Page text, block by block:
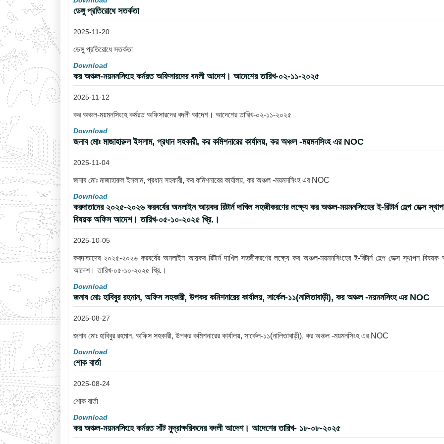
ডেঙ্গু প্রতিরোধে সতর্কতা
2025-11-20
ডেঙ্গু প্রতিরোধে সতর্কতা
Download
কর অঞ্চল-ময়মনসিংহে কর্মরত অফিসারদের বদলী আদেশ। আদেশের তারিখ-০২-১১-২০২৫
2025-11-12
কর অঞ্চল-ময়মনসিংহে কর্মরত অফিসারদের বদলী আদেশ। আদেশের তারিখ-০২-১১-২০২৫
Download
জনাব মোঃ মাজাহারুল ইসলাম, প্রধান সহকারী, কর কমিশনারের কার্যালয়, কর অঞ্চল -ময়মনসিংহ এর NOC
2025-11-04
জনাব মোঃ মাজাহারুল ইসলাম, প্রধান সহকারী, কর কমিশনারের কার্যালয়, কর অঞ্চল -ময়মনসিংহ এর NOC
Download
করদাতাদের ২০২৫-২০২৬ করবর্ষের অনলাইন আয়কর রিটার্ন দাখিল সহজীকরণের লক্ষ্যে কর অঞ্চল-ময়মনসিংহের ই-রিটার্ন হেল্প ডেক্স
বিষয়ক অফিস আদেশ। তারিখ-০৫-১০-২০২৫ খ্রি.।
2025-10-05
করদাতাদের ২০২৫-২০২৬ করবর্ষের অনলাইন আয়কর রিটার্ন দাখিল সহজীকরণের লক্ষ্যে কর অঞ্চল-ময়মনসিংহের ই-রিটার্ন হেল্প ডেক্স স্থাপন
আদেশ। তারিখ-০৫-১০-২০২৫ খ্রি.।
Download
জনাব মোঃ হাবিবুর রহমান, অফিস সহকারী, উপকর কমিশনারের কার্যালয়, সার্কেল-১১(নালিতাবাড়ী), কর অঞ্চল -ময়মনসিংহ এর NOC
2025-08-27
জনাব মোঃ হাবিবুর রহমান, অফিস সহকারী, উপকর কমিশনারের কার্যালয়, সার্কেল-১১(নালিতাবাড়ী), কর অঞ্চল -ময়মনসিংহ এর NOC
Download
শোক বার্তা
2025-08-24
শোক বার্তা
Download
কর অঞ্চল-ময়মনসিংহে কর্মরত সাঁট মুদ্রাক্ষরিকদের বদলী আদেশ। আদেশের তারিখ- ১৮-০৮-২০২৫